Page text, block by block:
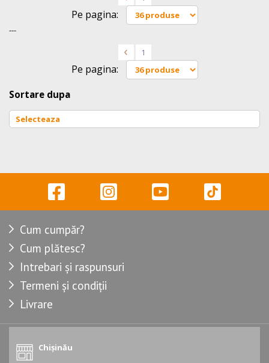
Pe pagina:
---
< 1
Pe pagina:
Sortare dupa
Cum cumpăr?
Cum plătesc?
Intrebari și raspunsuri
Termeni și condiții
Livrare
Chișinău